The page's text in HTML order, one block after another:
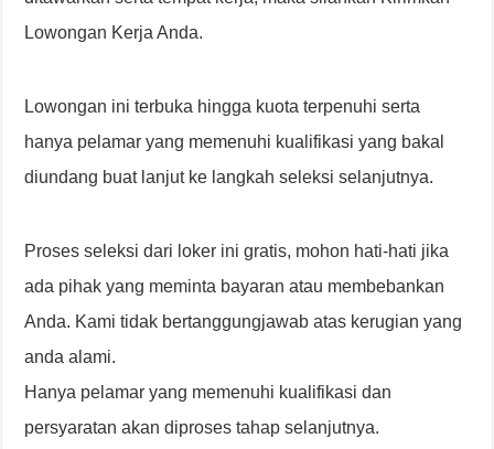
Lowongan Kerja Anda.
Lowongan ini terbuka hingga kuota terpenuhi serta
hanya pelamar yang memenuhi kualifikasi yang bakal
diundang buat lanjut ke langkah seleksi selanjutnya.
Proses seleksi dari loker ini gratis, mohon hati-hati jika
ada pihak yang meminta bayaran atau membebankan
Anda. Kami tidak bertanggungjawab atas kerugian yang
anda alami.
Hanya pelamar yang memenuhi kualifikasi dan
persyaratan akan diproses tahap selanjutnya.